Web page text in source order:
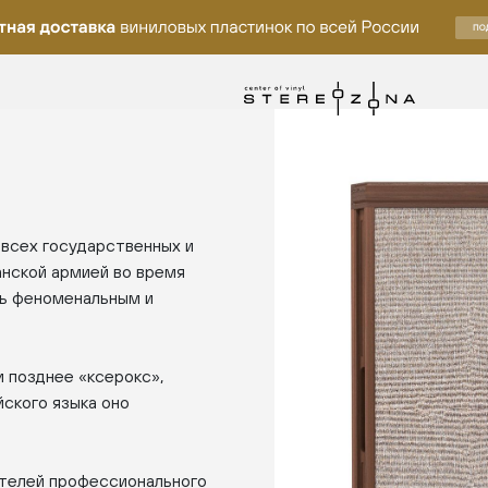
государственных и
армией во время
феноменальным и
«ксерокс»,
языка оно
профессионального